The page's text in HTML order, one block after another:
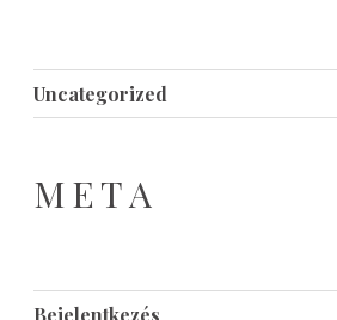
Uncategorized
META
Bejelentkezés